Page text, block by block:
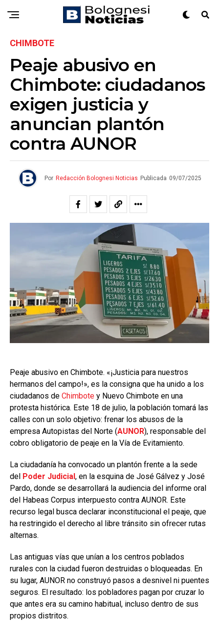
CHIMBOTE
Peaje abusivo en
Chimbote: ciudadanos
exigen justicia y
anuncian plantón
contra AUNOR
Por Redacción Bolognesi Noticias Publicada 09/07/2025
Peaje abusivo en Chimbote. «¡Justicia para nuestros
hermanos del campo!», es la consigna que ha unido a los
ciudadanos de Chimbote y Nuevo Chimbote en una
protesta histórica. Este 18 de julio, la población tomará las
calles con un solo objetivo: frenar los abusos de la
empresa Autopistas del Norte (AUNOR), responsable del
cobro obligatorio de peaje en la Vía de Evitamiento.
La ciudadanía ha convocado un plantón frente a la sede
del Poder Judicial, en la esquina de José Gálvez y José
Pardo, donde se desarrollará la audiencia del informe oral
del Habeas Corpus interpuesto contra AUNOR. Este
recurso legal busca declarar inconstitucional el peaje, que
ha restringido el derecho al libre tránsito sin ofrecer rutas
alternas.
Las antiguas vías que unían a los centros poblados
rurales con la ciudad fueron destruidas o bloqueadas. En
su lugar, AUNOR no construyó pasos a desnivel ni puentes
seguros. El resultado: los pobladores pagan por cruzar lo
que antes era su camino habitual, incluso dentro de sus
propios distritos.